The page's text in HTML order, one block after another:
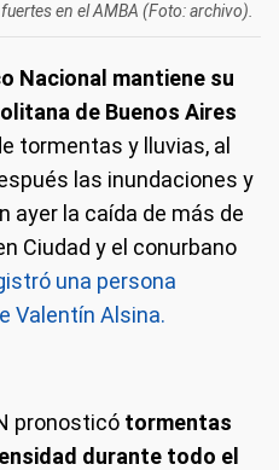
en el AMBA (Foto: archivo).
Nacional mantiene su
de Buenos Aires
tormentas y lluvias, al
las inundaciones y
ayer la caída de más de
Ciudad y el conurbano
una persona
Valentín Alsina.
pronosticó tormentas
durante todo el